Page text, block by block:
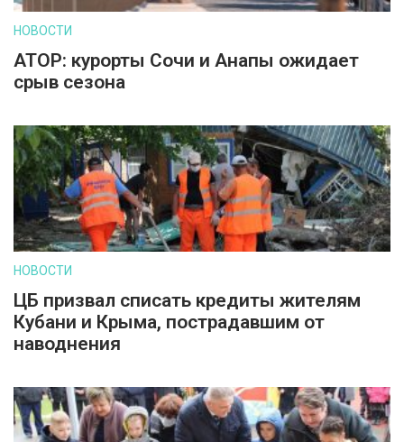
НОВОСТИ
АТОР: курорты Сочи и Анапы ожидает
срыв сезона
НОВОСТИ
ЦБ призвал списать кредиты жителям
Кубани и Крыма, пострадавшим от
наводнения